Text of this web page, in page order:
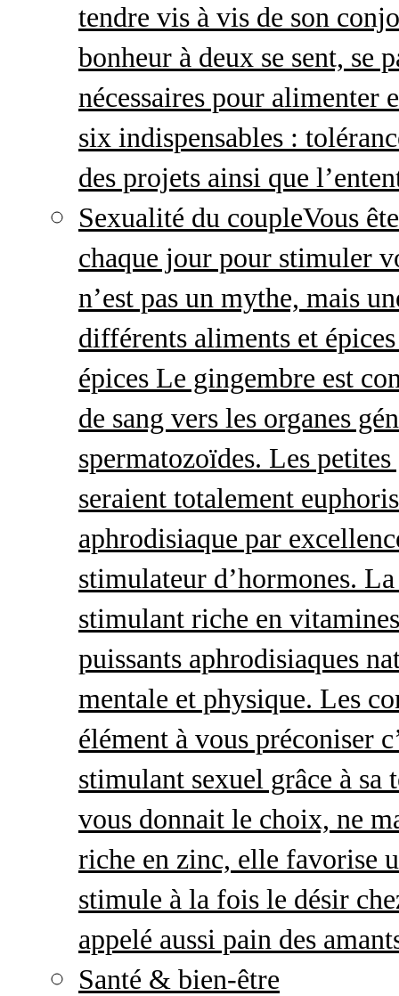
tendre vis à vis de son
bonheur à deux se sent, se
nécessaires pour alimenter
six indispensables :
des projets ainsi que
Sexualité du coupleVous
chaque jour pour stimuler
n’est pas un mythe, mais
différents aliments et
épices Le gingembre est
de sang vers les organes
spermatozoïdes. Les
seraient totalement
aphrodisiaque par
stimulateur d’hormones.
stimulant riche en
puissants aphrodisiaques
mentale et physique. Les
élément à vous préconiser
stimulant sexuel grâce à sa
vous donnait le choix, ne
riche en zinc, elle favorise
stimule à la fois le désir
appelé aussi pain des
Santé & bien-être